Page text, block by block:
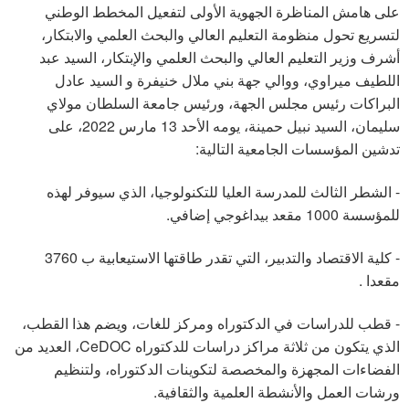
على هامش المناظرة الجهوية الأولى لتفعيل المخطط الوطني
لتسريع تحول منظومة التعليم العالي والبحث العلمي والابتكار،
أشرف وزير التعليم العالي والبحث العلمي والإبتكار، السيد عبد
اللطيف ميراوي، ووالي جهة بني ملال خنيفرة و السيد عادل
البراكات رئيس مجلس الجهة، ورئيس جامعة السلطان مولاي
سليمان، السيد نبيل حمينة، يومه الأحد 13 مارس 2022، على
تدشين المؤسسات الجامعية التالية:
- الشطر الثالث للمدرسة العليا للتكنولوجيا، الذي سيوفر لهذه
للمؤسسة 1000 مقعد بيداغوجي إضافي.
- كلية الاقتصاد والتدبير، التي تقدر طاقتها الاستيعابية ب 3760
مقعدا .
- قطب للدراسات في الدكتوراه ومركز للغات، ويضم هذا القطب،
الذي يتكون من ثلاثة مراكز دراسات للدكتوراه CeDOC، العديد من
الفضاءات المجهزة والمخصصة لتكوينات الدكتوراه، ولتنظيم
ورشات العمل والأنشطة العلمية والثقافية.